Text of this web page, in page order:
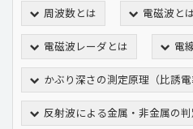
周波数とは 電磁波と
電磁波レーダとは 電
かぶり深さの測定原理（比誘電
反射波による金属・非金属の判